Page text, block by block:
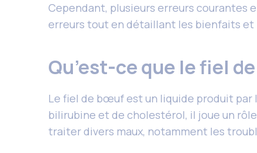
Cependant, plusieurs erreurs courantes
erreurs tout en détaillant les bienfaits et
Qu’est-ce que le fiel
Le fiel de bœuf est un liquide produit par
bilirubine et de cholestérol, il joue un
traiter divers maux, notamment les